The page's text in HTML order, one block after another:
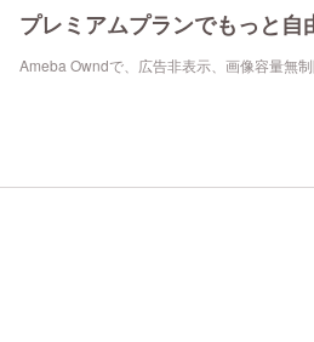
プレミアムプランでもっと自
Ameba Owndで、広告非表示、画像容量無